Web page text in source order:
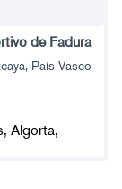
de Fadura
País Vasco